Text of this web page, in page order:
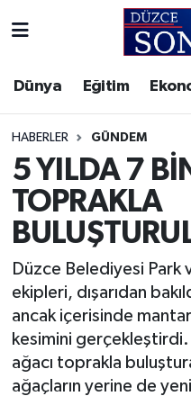
Dünya Eğitim
HABERLER GÜNDEM
5 YILDA 7
TOPRAKLA
Düzce Belediyesi Park
ekipleri, dışarıdan
ancak içerisinde
kesimini
ağacı toprakla
ağaçların yerine de
Gizlilik Sözleşmesi
İletişim
Künye
Video Galeri
Akçakoca Hava
Akçakoca Trafik
Süper Lig Puan
Tüm Manşetler
Son Dakika
Haber Arşivi